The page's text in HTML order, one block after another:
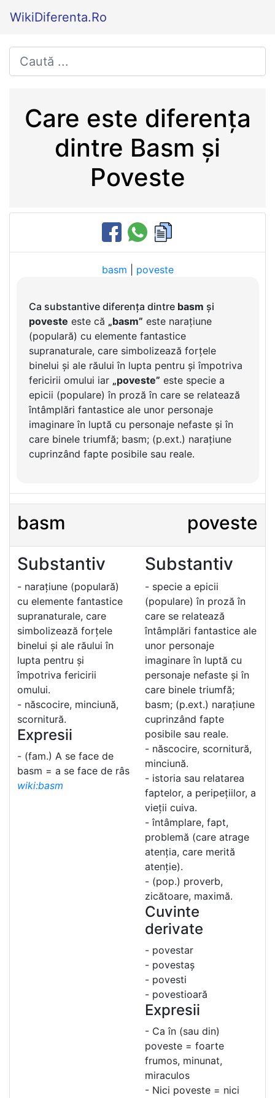
WikiDiferenta.Ro
Care este diferența
dintre Basm și
Poveste
basm poveste
Ca substantive diferența dintre basm și
poveste este că „basm” este narațiune
(populară) cu elemente fantastice
supranaturale, care simbolizează forțele
binelui și ale răului în lupta pentru și împotriva
fericirii omului iar „poveste” este specie a
epicii (populare) în proză în care se relatează
întâmplări fantastice ale unor personaje
imaginare în luptă cu personaje nefaste și în
care binele triumfă; basm; (p.ext.) narațiune
cuprinzând fapte posibile sau reale.
basm poveste
Substantiv
- narațiune (populară)
cu elemente fantastice
supranaturale, care
simbolizează forțele
binelui și ale răului în
lupta pentru și
împotriva fericirii
omului.
- născocire, minciună,
scornitură.
Expresii
- (fam.) A se face de
basm = a se face de râs
wiki:basm
Substantiv
- specie a epicii
(populare) în proză în
care se relatează
întâmplări fantastice ale
unor personaje
imaginare în luptă cu
personaje nefaste și în
care binele triumfă;
basm; (p.ext.) narațiune
cuprinzând fapte
posibile sau reale.
- născocire, scornitură,
minciună.
- istoria sau relatarea
faptelor, a peripețiilor, a
vieții cuiva.
- întâmplare, fapt,
problemă (care atrage
atenția, care merită
atenție).
- (pop.) proverb,
zicătoare, maximă.
Cuvinte
derivate
- povestar
- povestaș
- povesti
- povestioară
Expresii
- Ca în (sau din)
poveste = foarte
frumos, minunat,
miraculos
- Nici poveste = nici